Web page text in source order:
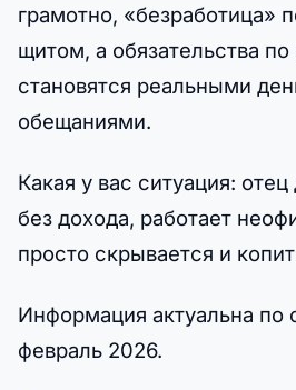
грамотно, «безработица»
щитом, а обязательства по
становятся реальными
обещаниями.
Какая у вас ситуация:
без дохода, работает
просто скрывается и
Информация актуальна по
февраль 2026.